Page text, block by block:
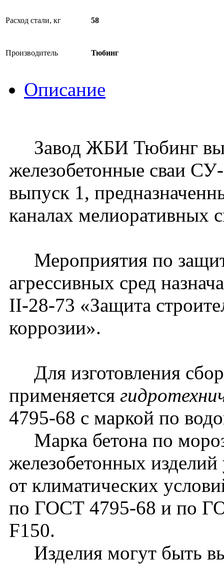
Расход стали, кг 58
Производитель Тюбинг
Описание
Завод ЖБИ Тюбинг
железобетонные сваи
выпуск 1,
каналах мелиоративных
Мероприятия по
агрессивных сред
II-28-73 «Защита
коррозии».
Для изготовления
применяется
4795-68 с маркой по
Марка бетона по
железобетонных изделий
от климатических
по ГОСТ 4795-68 и по
F150.
Изделия могут быть